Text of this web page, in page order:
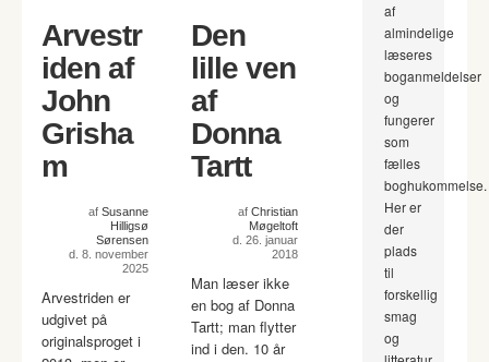
Arvestr
iden af
John
Grisha
m
af Susanne
Hilligsø
Sørensen
d. 8. november
2025
Arvestriden er
udgivet på
originalsproget i
Den
lille ven
af
Donna
Tartt
af Christian
Møgeltoft
d. 26. januar
2018
Man læser ikke
en bog af Donna
Tartt; man flytter
ind i den. 10 år
af
almindelige
læseres
boganmeldelser
og
fungerer
som
fælles
boghukommelse.
Her er
der
plads
til
forskellig
smag
og